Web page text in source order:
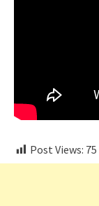
Post Views: 75